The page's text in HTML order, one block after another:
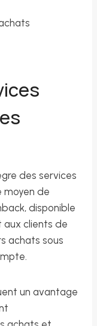
des services
moyen de
disponible
aux clients de
achats sous
un avantage